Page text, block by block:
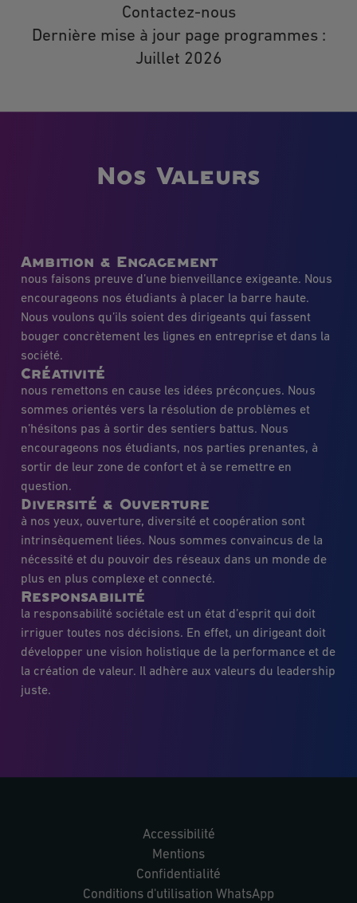
Contactez-nous
Dernière mise à jour page programmes :
Juillet 2026
Nos Valeurs
Ambition & Engagement
nous faisons preuve d’une bienveillance exigeante. Nous
encourageons nos étudiants à placer la barre haute.
Nous voulons qu’ils soient des dirigeants qui fassent
bouger concrètement les lignes en entreprise et dans la
société.
Créativité
nous remettons en cause les idées préconçues. Nous
sommes orientés vers la résolution de problèmes et
n’hésitons pas à sortir des sentiers battus. Nous
encourageons nos étudiants, nos parties prenantes, à
sortir de leur zone de confort et à se remettre en
question.
Diversité & Ouverture
à nos yeux, ouverture, diversité et coopération sont
intrinsèquement liées. Nous sommes convaincus de la
nécessité et du pouvoir des réseaux dans un monde de
plus en plus complexe et connecté.
Responsabilité
la responsabilité sociétale est un état d’esprit qui doit
irriguer toutes nos décisions. En effet, un dirigeant doit
développer une vision holistique de la performance et de
la création de valeur. Il adhère aux valeurs du leadership
juste.
Accessibilité
Mentions
Confidentialité
Conditions d'utilisation WhatsApp